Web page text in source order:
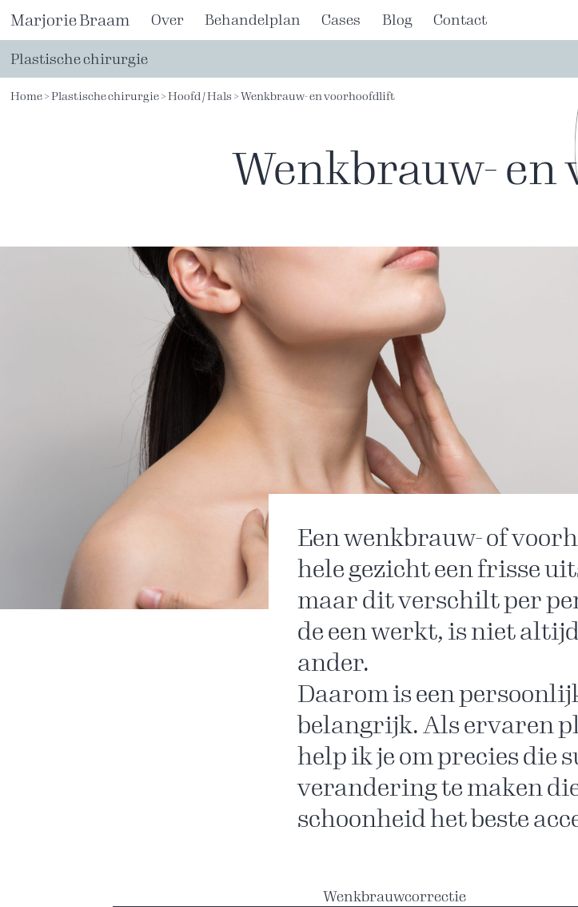
naar
de
inhoud
Marjorie Braam Over Behandelplan Cases Blog Contact
Plastische chirurgie
Home>Plastische chirurgie>Hoofd / Hals >Wenkbrauw- en voorhoofdlift
Wenkbrauw-
Een wenkbrauw- of
hele gezicht een frisse
maar dit verschilt per
de een werkt, is niet
ander.
Daarom is een
belangrijk. Als ervaren
help ik je om precies die
verandering te maken
schoonheid het beste
Wenkbrauwcorrectie